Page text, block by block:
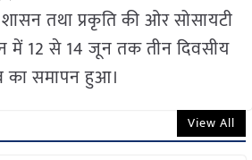
तथा प्रकृति की ओर सोसायटी
में 12 से 14 जून तक तीन दिवसीय
का समापन हुआ।
View All